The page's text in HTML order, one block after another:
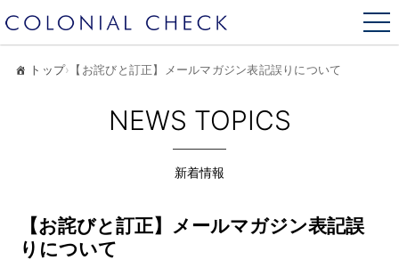
トップ› 【お詫びと訂正】メールマガジン表記誤りについて
NEWS TOPICS
新着情報
【お詫びと訂正】メールマガジン表記誤
りについて